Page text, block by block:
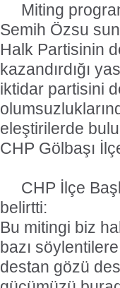
Miting
Semih Özsu
Halk Partisinin
kazandırdığı
iktidar partisini
eleştirilerde
CHP Gölbaşı
CHP İlçe
belirtti:
Bu mitingi biz
bazı
destan gözü